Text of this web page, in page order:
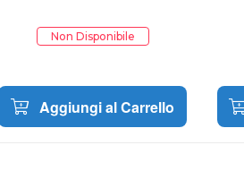
Non Disponibile
Aggiungi al Carrello